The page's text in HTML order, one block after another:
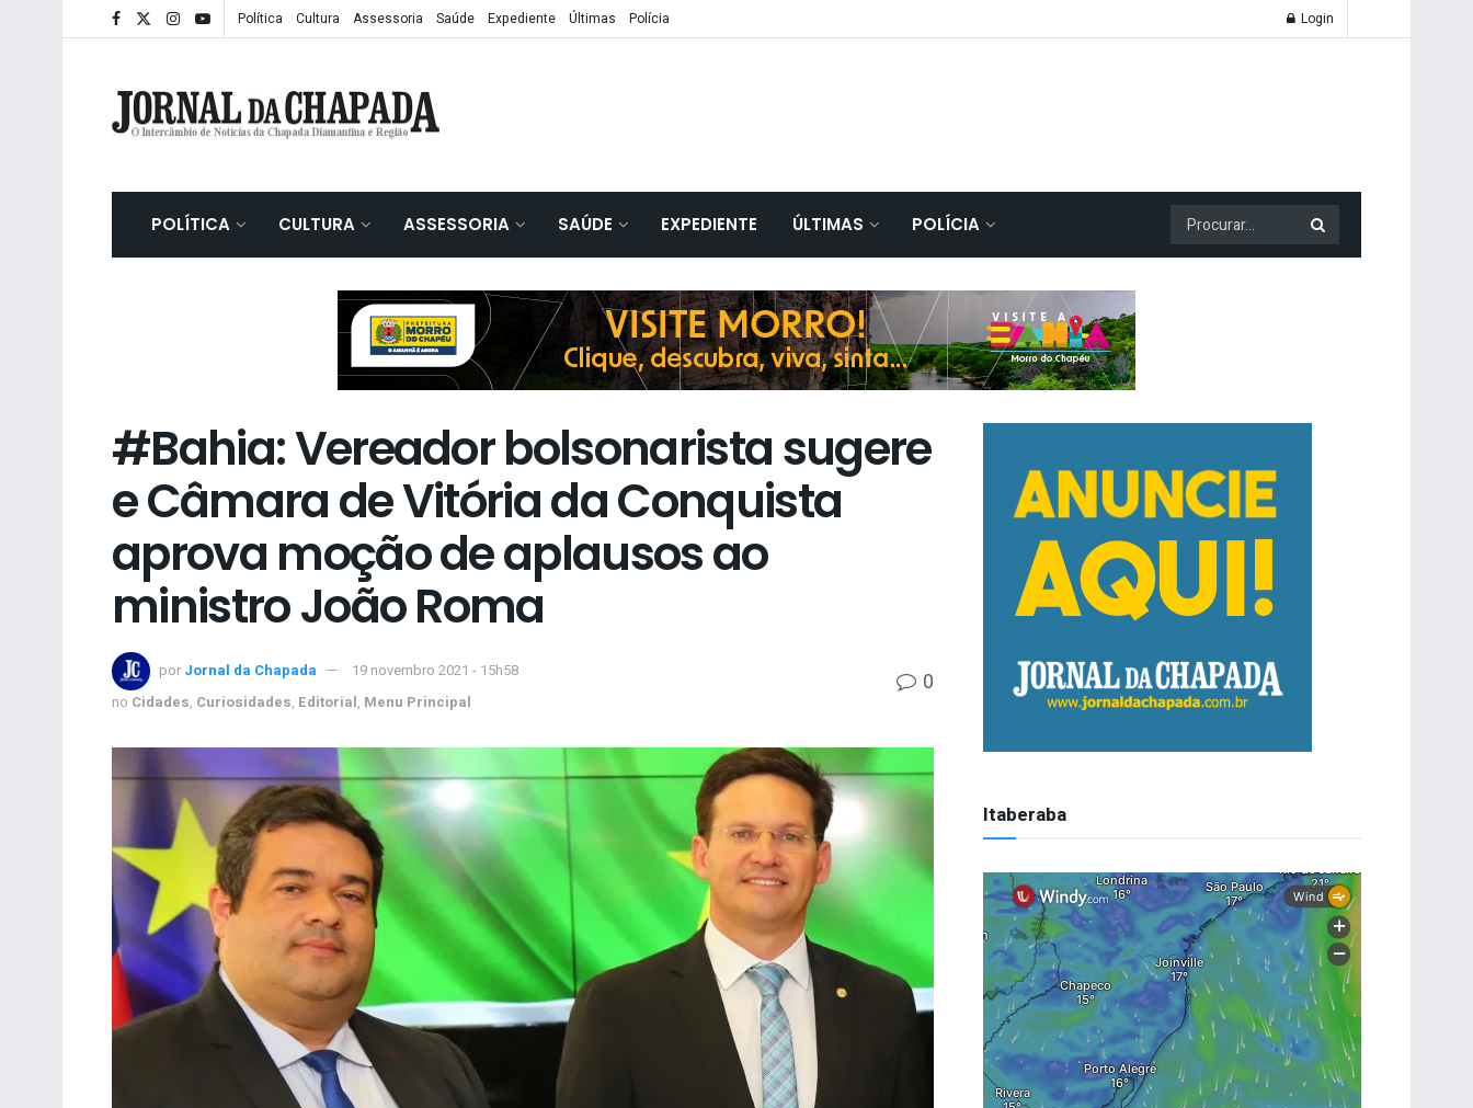
Política Cultura Assessoria Saúde Expediente Últimas Polícia Login
POLÍTICA CULTURA ASSESSORIA SAÚDE EXPEDIENTE ÚLTIMAS POLÍCIA
#Bahia: Vereador bolsonarista sugere
e Câmara de Vitória da Conquista
aprova moção de aplausos ao
ministro João Roma
por Jornal da Chapada
19 novembro 2021 - 15h58
no Cidades, Curiosidades, Editorial, Menu Principal
0
Itaberaba